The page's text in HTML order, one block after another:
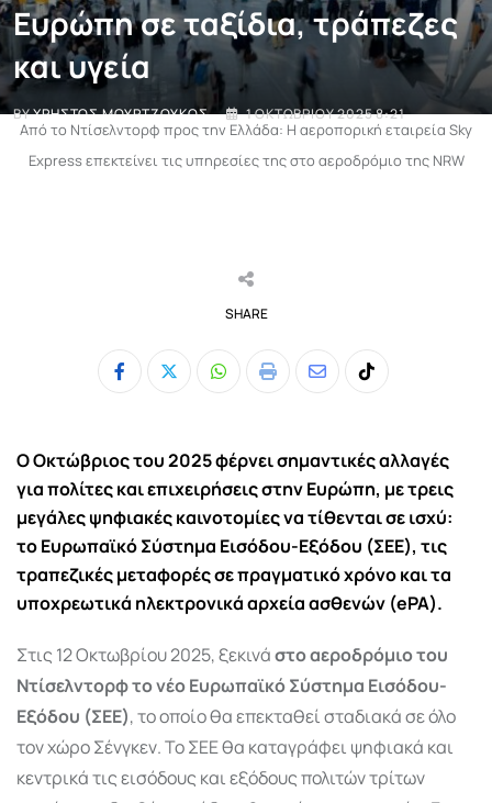
Ευρώπη σε ταξίδια, τράπεζες
και υγεία
BYΧΡΉΣΤΟΣ ΜΟΥΡΤΖΟΎΚΟΣ 1 ΟΚΤΩΒΡΊΟΥ 2025 8:21
Από το Ντίσελντορφ προς την Ελλάδα: Η αεροπορική εταιρεία Sky
Express επεκτείνει τις υπηρεσίες της στο αεροδρόμιο της NRW
SHARE
Whatsapp
Print
ShareTiktok
Ο Οκτώβριος του 2025 φέρνει σημαντικές αλλαγές
για πολίτες και επιχειρήσεις στην Ευρώπη, με τρεις
μεγάλες ψηφιακές καινοτομίες να τίθενται σε ισχύ:
το Ευρωπαϊκό Σύστημα Εισόδου-Εξόδου (ΣΕΕ), τις
τραπεζικές μεταφορές σε πραγματικό χρόνο και τα
υποχρεωτικά ηλεκτρονικά αρχεία ασθενών (ePA).
Στις 12 Οκτωβρίου 2025, ξεκινάστο αεροδρόμιο του
Ντίσελντορφ το νέο Ευρωπαϊκό Σύστημα Εισόδου-
Εξόδου (ΣΕΕ), το οποίο θα επεκταθεί σταδιακά σε όλο
τον χώρο Σένγκεν. Το ΣΕΕ θα καταγράφει ψηφιακά και
κεντρικά τις εισόδους και εξόδους πολιτών τρίτων